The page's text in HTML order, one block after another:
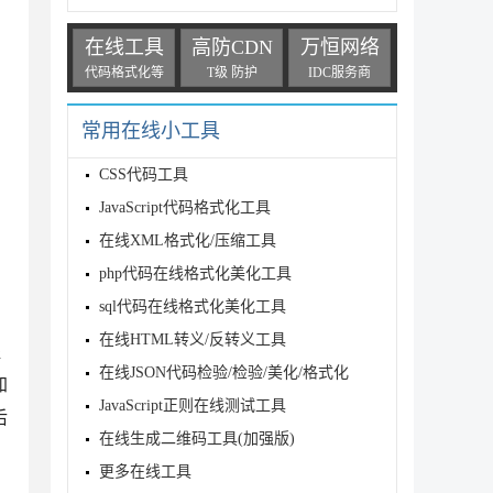
在线工具
代码格式化等
高防CDN
T级 防护
万恒网络
IDC服务商
常用在线小工具
CSS代码工具
JavaScript代码格式化工具
在线XML格式化/压缩工具
php代码在线格式化美化工具
sql代码在线格式化美化工具
在线HTML转义/反转义工具
在线JSON代码检验/检验/美化/格式化
JavaScript正则在线测试工具
在线生成二维码工具(加强版)
更多在线工具